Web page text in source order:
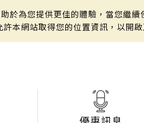
於為您提供更佳的體驗，當您繼
本網站取得您的位置資訊，以開